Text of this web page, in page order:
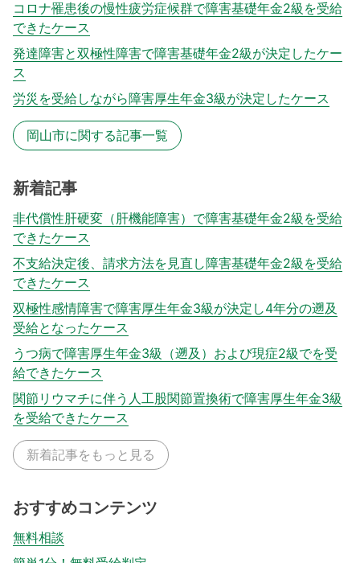
コロナ罹患後の慢性疲労症候群で障害基礎年金2級を受給
できたケース
発達障害と双極性障害で障害基礎年金2級が決定したケー
ス
労災を受給しながら障害厚生年金3級が決定したケース
岡山市に関する記事一覧
新着記事
非代償性肝硬変（肝機能障害）で障害基礎年金2級を受給
できたケース
不支給決定後、請求方法を見直し障害基礎年金2級を受給
できたケース
双極性感情障害で障害厚生年金3級が決定し4年分の遡及
受給となったケース
うつ病で障害厚生年金3級（遡及）および現症2級でを受
給できたケース
関節リウマチに伴う人工股関節置換術で障害厚生年金3級
を受給できたケース
新着記事をもっと見る
おすすめコンテンツ
無料相談